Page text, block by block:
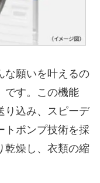
な願いを叶えるの
です。この機能
り込み、スピーデ
トポンプ技術を採
乾燥し、衣類の縮